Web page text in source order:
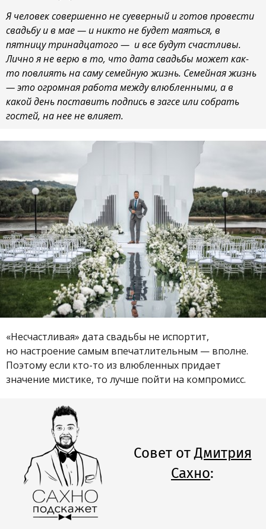
Я человек совершенно не суеверный и готов провести
свадьбу и в мае — и никто не будет маяться, в
пятницу тринадцатого — и все будут счастливы.
Лично я не верю в то, что дата свадьбы может как-
то повлиять на саму семейную жизнь. Семейная жизнь
— это огромная работа между влюбленными, а в
какой день поставить подпись в загсе или собрать
гостей, на нее не влияет.
«Несчастливая» дата свадьбы не испортит,
но настроение самым впечатлительным — вполне.
Поэтому если кто-то из влюбленных придает
значение мистике, то лучше пойти на компромисс.
Совет отДмитрия
Сахно: